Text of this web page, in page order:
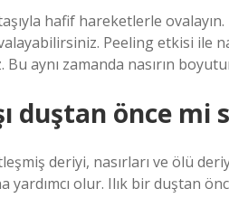
hafif hareketlerle
Peeling etkisi ile
aynı zamanda nasırın
duştan önce mi
deriyi, nasırları ve ölü
yardımcı olur. Ilık bir duştan